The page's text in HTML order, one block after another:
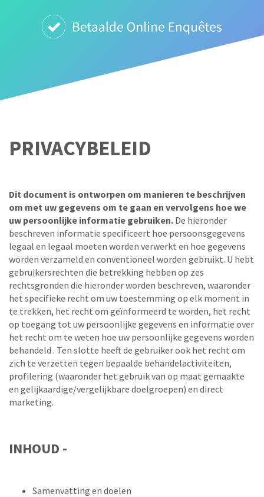
PRIVACYBELEID
Dit document is ontworpen om manieren te beschrijven
om met uw gegevens om te gaan en vervolgens hoe we
uw persoonlijke informatie gebruiken. De hieronder
beschreven informatie specificeert hoe persoonsgegevens
legaal en legaal moeten worden verwerkt en hoe gegevens
worden verzameld en conventioneel worden gebruikt. U hebt
gebruikersrechten die betrekking hebben op zes
rechtsgronden die hieronder worden beschreven, waaronder
het specifieke recht om uw toestemming op elk moment in
te trekken, het recht om geïnformeerd te worden, het recht
op toegang tot uw persoonlijke gegevens en informatie over
het recht om te weten hoe uw persoonlijke gegevens worden
behandeld . Ten slotte heeft de gebruiker ook het recht om
zich te verzetten tegen bepaalde behandelactiviteiten,
profilering (waaronder het gebruik van op maat gemaakte
en gelijkaardige/vergelijkbare doelgroepen) en direct
marketing.
INHOUD -
Samenvatting en doelen